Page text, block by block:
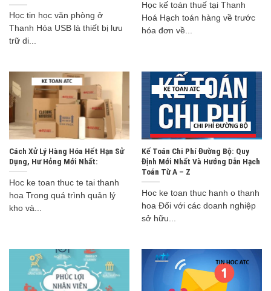
Học tin học văn phòng ở
Thanh Hóa USB là thiết bị lưu
trữ di...
Học kế toán thuế tại Thanh
Hoá Hạch toán hàng về trước
hóa đơn về...
Cách Xử Lý Hàng Hóa Hết Hạn Sử
Dụng, Hư Hỏng Mới Nhất:
Hoc ke toan thuc te tai thanh
hoa Trong quá trình quản lý
kho và...
Kế Toán Chi Phí Đường Bộ: Quy
Định Mới Nhất Và Hướng Dẫn Hạch
Toán Từ A – Z
Hoc ke toan thuc hanh o thanh
hoa Đối với các doanh nghiệp
sở hữu...